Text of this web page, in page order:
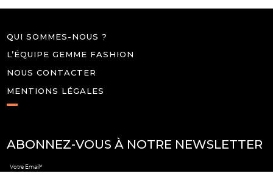
QUI SOMMES-NOUS ?
L’ÉQUIPE GEMME FASHION
NOUS CONTACTER
MENTIONS LÉGALES
ABONNEZ-VOUS À NOTRE NEWSLETTER
Votre Email*